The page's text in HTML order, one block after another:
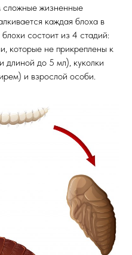
сложные жизненные
каждая блоха в
состоит из 4 стадий:
которые не прикреплены к
длиной до 5 мл), куколки
и взрослой особи.